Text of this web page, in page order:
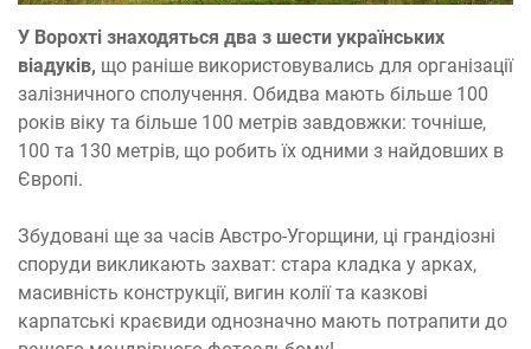
У Ворохті знаходяться два з шести українських
віадуків, що раніше використовувались для організації
залізничного сполучення. Обидва мають більше 100
років віку та більше 100 метрів завдовжки: точніше,
100 та 130 метрів, що робить їх одними з найдовших в
Європі.
Збудовані ще за часів Австро-Угорщини, ці грандіозні
споруди викликають захват: стара кладка у арках,
масивність конструкції, вигин колії та казкові
карпатські краєвиди однозначно мають потрапити до